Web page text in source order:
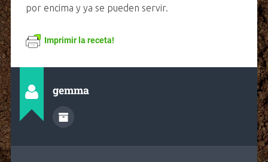
por encima y ya se pueden servir.
Imprimir la receta!
gemma